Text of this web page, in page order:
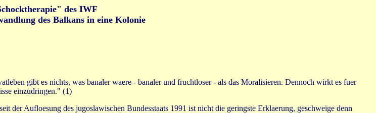
des IWF
des Balkans in eine Kolonie
gibt es nichts, was banaler waere - banaler und fruchtloser - als das Moralisieren. Dennoch wirkt es fuer
einzudringen." (1)
der Aufloesung des jugoslawischen Bundesstaats 1991 ist nicht die geringste Erklaerung, geschweige denn